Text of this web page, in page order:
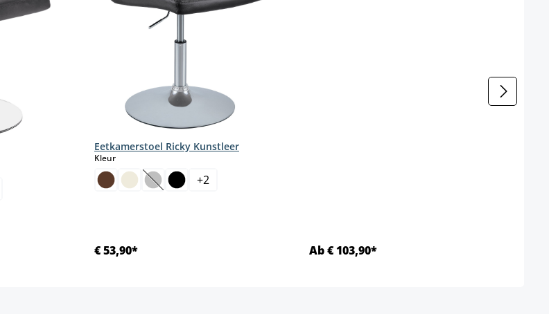
Eetkamerstoel Ricky Kunstleer
Kleurselect
(Deze optie is momenteel niet beschikbaar.)
+2
€ 53,90* Ab € 103,90*